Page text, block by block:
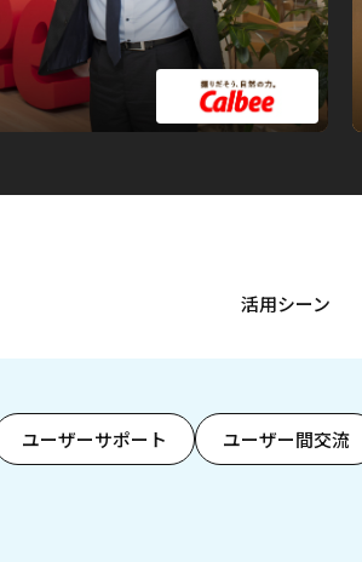
活用シーン
ユーザーサポート ユーザー間交流